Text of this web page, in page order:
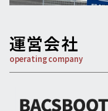
運営会社
operating company